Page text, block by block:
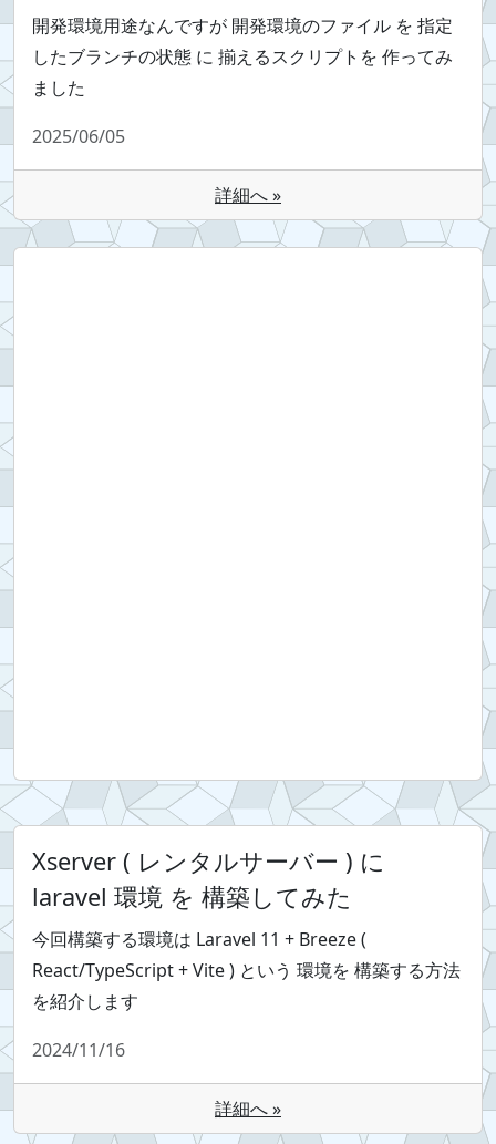
開発環境用途なんですが 開発環境のファイル を 指定
したブランチの状態 に 揃えるスクリプトを 作ってみ
ました
2025/06/05
詳細へ »
Xserver ( レンタルサーバー ) に
laravel 環境 を 構築してみた
今回構築する環境は Laravel 11 + Breeze (
React/TypeScript + Vite ) という 環境を 構築する方法
を紹介します
2024/11/16
詳細へ »